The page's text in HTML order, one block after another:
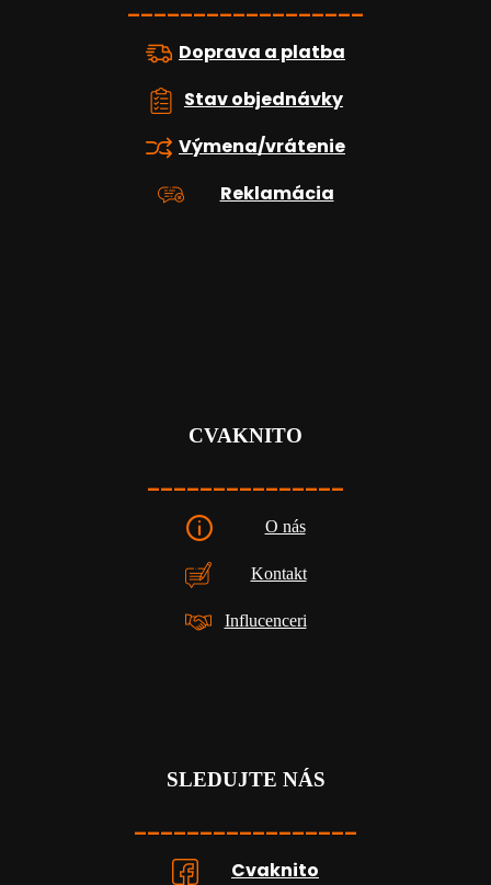
__________________
Doprava a platba
Stav objednávky
Výmena/vrátenie
Reklamácia
CVAKNITO
_______________
O nás
Kontakt
Influcenceri
SLEDUJTE NÁS
_________________
Cvaknito